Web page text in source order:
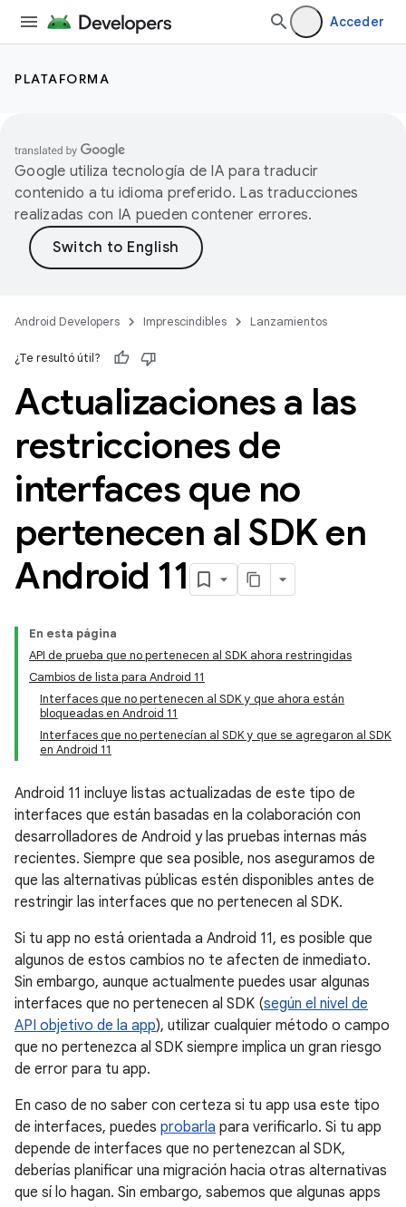
Acceder
PLATAFORMA
Google utiliza tecnología de IA para traducir
contenido a tu idioma preferido. Las traducciones
realizadas con IA pueden contener errores.
Android Developers Imprescindibles Lanzamientos
¿Te resultó útil?
Actualizaciones a las
restricciones de
interfaces que no
pertenecen al SDK en
Android 11
En esta página
API de prueba que no pertenecen al SDK ahora restringidas
Cambios de lista para Android 11
Interfaces que no pertenecen al SDK y que ahora están
bloqueadas en Android 11
Interfaces que no pertenecían al SDK y que se agregaron al SDK
en Android 11
Android 11 incluye listas actualizadas de este tipo de
interfaces que están basadas en la colaboración con
desarrolladores de Android y las pruebas internas más
recientes. Siempre que sea posible, nos aseguramos de
que las alternativas públicas estén disponibles antes de
restringir las interfaces que no pertenecen al SDK.
Si tu app no está orientada a Android 11, es posible que
algunos de estos cambios no te afecten de inmediato.
Sin embargo, aunque actualmente puedes usar algunas
interfaces que no pertenecen al SDK (según el nivel de
API objetivo de la app), utilizar cualquier método o campo
que no pertenezca al SDK siempre implica un gran riesgo
de error para tu app.
En caso de no saber con certeza si tu app usa este tipo
de interfaces, puedes probarla para verificarlo. Si tu app
depende de interfaces que no pertenezcan al SDK,
deberías planificar una migración hacia otras alternativas
que sí lo hagan. Sin embargo, sabemos que algunas apps